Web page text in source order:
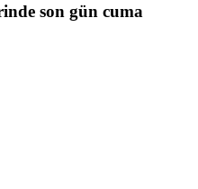
son gün cuma